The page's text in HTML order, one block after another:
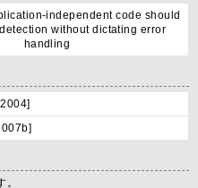
independent code should
without dictating error
handling